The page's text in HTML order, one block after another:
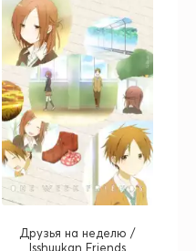
Друзья на неделю /
Isshuukan Friends